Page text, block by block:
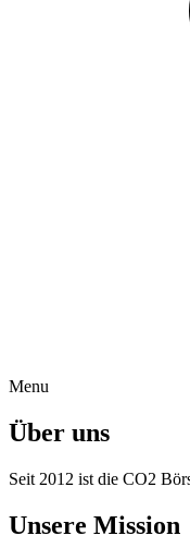
Menu
Über uns
Seit 2012 ist die CO2
Unsere Mission